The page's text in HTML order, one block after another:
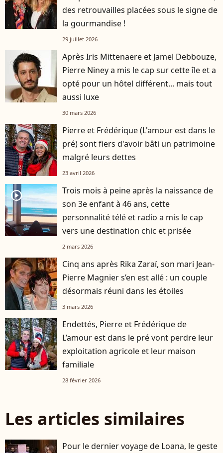
des retrouvailles placées sous le signe de
la gourmandise !
29 juillet 2026
Après Iris Mittenaere et Jamel Debbouze,
Pierre Niney a mis le cap sur cette île et a
opté pour un hôtel différent... mais tout
aussi luxe
30 mars 2026
Pierre et Frédérique (L'amour est dans le
pré) sont fiers d'avoir bâti un patrimoine
malgré leurs dettes
23 avril 2026
player2
Trois mois à peine après la naissance de
son 3e enfant à 46 ans, cette
personnalité télé et radio a mis le cap
vers une destination chic et prisée
2 mars 2026
Cinq ans après Rika Zaraï, son mari Jean-
Pierre Magnier s’en est allé : un couple
désormais réuni dans les étoiles
3 mars 2026
Endettés, Pierre et Frédérique de
L’amour est dans le pré vont perdre leur
exploitation agricole et leur maison
familiale
28 février 2026
Les articles similaires
Pour le dernier voyage de Loana, le geste